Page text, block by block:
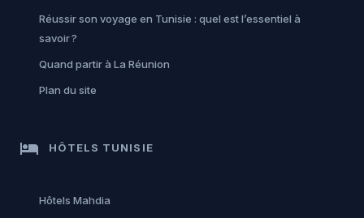
Réussir son voyage en Tunisie : quel est l’essentiel à
savoir ?
Quand partir à La Réunion
Plan du site
hotel HÔTELS TUNISIE
Hôtels Mahdia